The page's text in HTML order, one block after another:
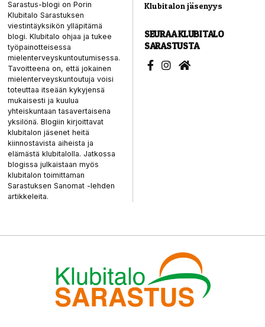
Sarastus-blogi on Porin
Klubitalo Sarastuksen
viestintäyksikön ylläpitämä
blogi. Klubitalo ohjaa ja tukee
työpainotteisessa
mielenterveyskuntoutumisessa.
Tavoitteena on, että jokainen
mielenterveyskuntoutuja voisi
toteuttaa itseään kykyjensä
mukaisesti ja kuulua
yhteiskuntaan tasavertaisena
yksilönä. Blogiin kirjoittavat
klubitalon jäsenet heitä
kiinnostavista aiheista ja
elämästä klubitalolla. Jatkossa
blogissa julkaistaan myös
klubitalon toimittaman
Sarastuksen Sanomat -lehden
artikkeleita.
Klubitalon jäsenyys
SEURAA KLUBITALO
SARASTUSTA